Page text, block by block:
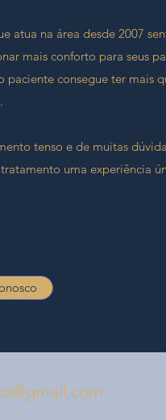
atua na área desde 2007
mais conforto para seus
paciente consegue ter mais
tenso e de muitas
uma experiência